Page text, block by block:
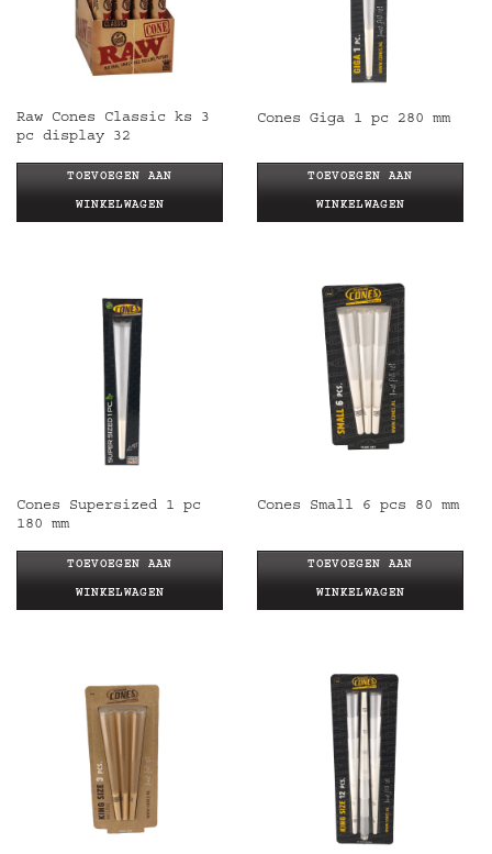
Raw Cones Classic ks 3
pc display 32
TOEVOEGEN AAN
WINKELWAGEN
Cones Giga 1 pc 280 mm
TOEVOEGEN AAN
WINKELWAGEN
Cones Supersized 1 pc
180 mm
TOEVOEGEN AAN
WINKELWAGEN
Cones Small 6 pcs 80 mm
TOEVOEGEN AAN
WINKELWAGEN